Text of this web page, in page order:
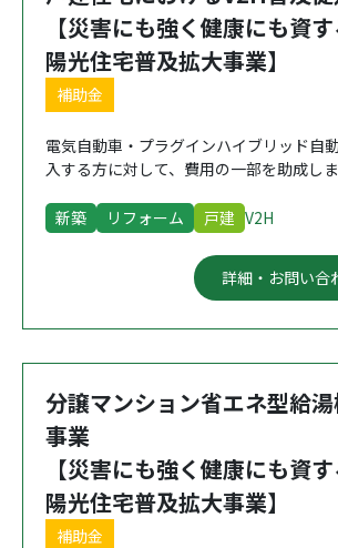
【災害にも強く健康にも資
陽光住宅普及拡大事業】
補助金
電気自動車・プラグインハイブリッド自
入する方に対して、費用の一部を助成しま
新築 リフォーム 戸建 V2H
詳細・お問い合
分譲マンション省エネ型給
事業
【災害にも強く健康にも資
陽光住宅普及拡大事業】
補助金